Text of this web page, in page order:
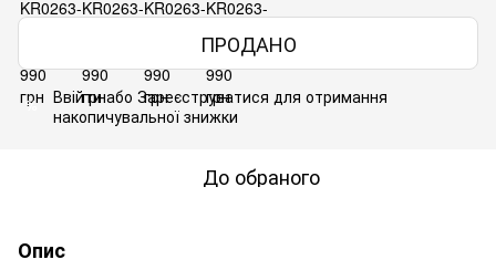
ПРОДАНО
% Ввійтиабо Зареєструватися для отримання
накопичувальної знижки
До обраного
Опис